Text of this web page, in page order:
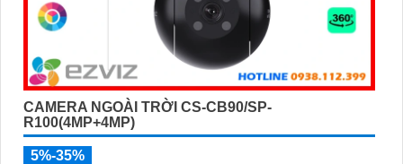
CAMERA NGOÀI TRỜI CS-CB90/SP-
R100(4MP+4MP)
5%-35%